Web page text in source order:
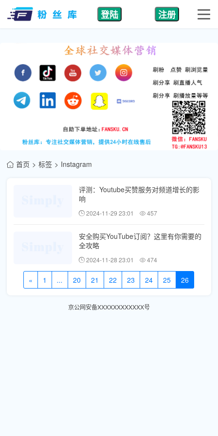
登陆 注册
首页 标签 Instagram
评测：Youtube买赞服务对频道增长的影
响
2024-11-29 23:01 457
安全购买YouTube订阅？这里有你需要的
全攻略
2024-11-28 23:01 474
« 1 ... 20 21 22 23 24 25 26
京公网安备XXXXXXXXXXXX号